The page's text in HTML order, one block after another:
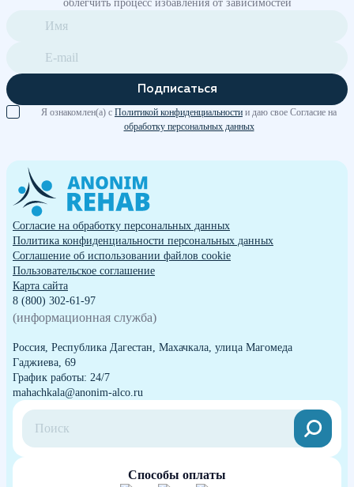
Подписаться
Я ознакомлен(а) с Политикой конфиденциальности и даю свое Согласие на
обработку персональных данных
Согласие на обработку персональных данных
Политика конфиденциальности персональных данных
Cоглашение об использовании файлов cookie
Пользовательское соглашение
Карта сайта
8 (800) 302-61-97
(информационная служба)
Россия, Республика Дагестан, Махачкала, улица Магомеда
Гаджиева, 69
График работы: 24/7
mahachkala@anonim-alco.ru
Способы оплаты